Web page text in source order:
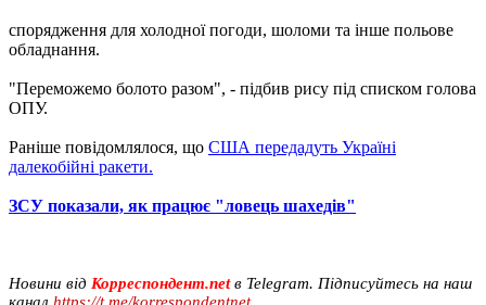
спорядження для холодної погоди, шоломи та інше польове
обладнання.
"Переможемо болото разом", - підбив рису під списком голова
ОПУ.
Раніше повідомлялося, що США передадуть Україні
далекобійні ракети.
ЗСУ показали, як працює "ловець шахедів"
Новини від Корреспондент.netв Telegram. Підписуйтесь на наш
канал https://t.me/korrespondentnet